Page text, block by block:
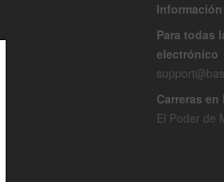
Para todas
electrónico
Carreras
El Poder de